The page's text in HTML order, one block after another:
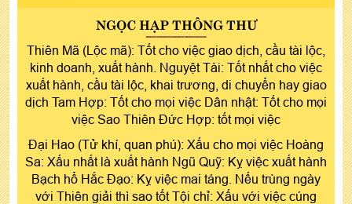
NGỌC HẠP THÔNG THƯ
Thiên Mã (Lộc mã): Tốt cho việc giao dịch, cầu tài lộc,
kinh doanh, xuất hành. Nguyệt Tài: Tốt nhất cho việc
xuất hành, cầu tài lộc, khai trương, di chuyển hay giao
dịch Tam Hợp: Tốt cho mọi việc Dân nhật: Tốt cho mọi
việc Sao Thiên Đức Hợp: tốt mọi việc
Đại Hao (Tử khí, quan phú): Xấu cho mọi việc Hoàng
Sa: Xấu nhất là xuất hành Ngũ Quỹ: Kỵ việc xuất hành
Bạch hổ Hắc Đạo: Kỵ việc mai táng. Nếu trùng ngày
với Thiên giải thì sao tốt Tội chỉ: Xấu với việc cúng